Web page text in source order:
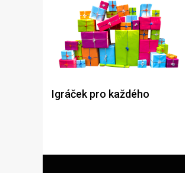
Igráček pro každého